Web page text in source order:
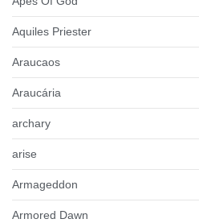
Aquiles Priester
Araucaos
Araucária
archary
arise
Armageddon
Armored Dawn